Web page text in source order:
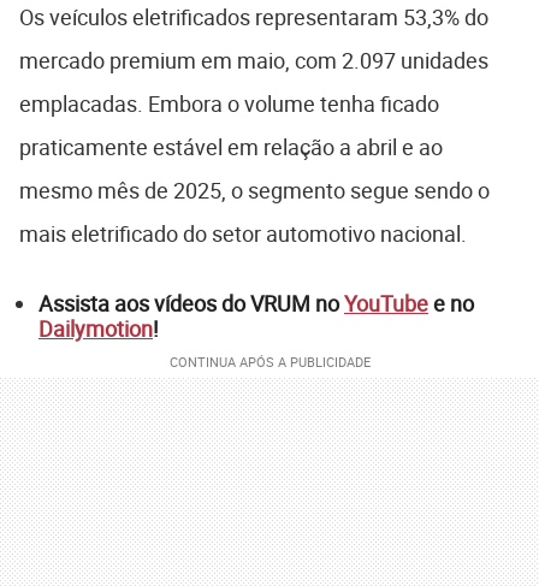
Os veículos eletrificados representaram 53,3% do
mercado premium em maio, com 2.097 unidades
emplacadas. Embora o volume tenha ficado
praticamente estável em relação a abril e ao
mesmo mês de 2025, o segmento segue sendo o
mais eletrificado do setor automotivo nacional.
Assista aos vídeos do VRUM noYouTubee no
Dailymotion!